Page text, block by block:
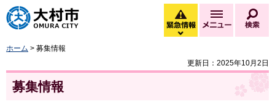
大村市
緊急情報
緊急情報を開く
メニュー
ホーム > 募集情報
更新日：2025年10月2日
募集情報